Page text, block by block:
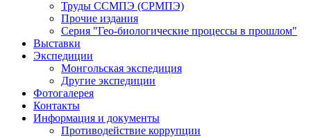
Труды ССМПЭ (СРМПЭ)
Прочие издания
Серия "Гео-биологические процессы в прошлом"
Выставки
Экспедиции
Монгольская экспедиция
Другие экспедиции
Фотогалерея
Контакты
Информация и документы
Противодействие коррупции